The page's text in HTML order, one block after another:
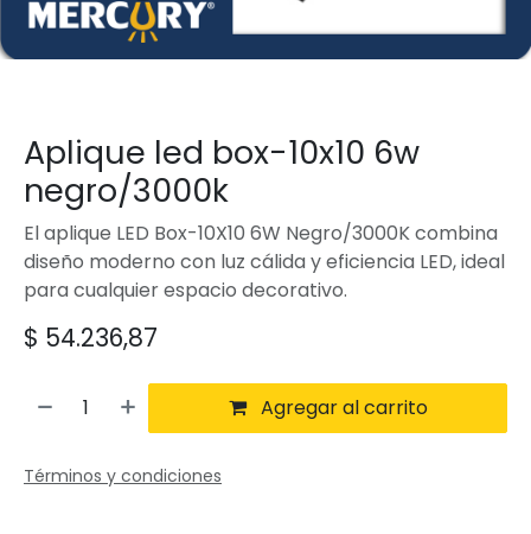
Aplique led box-10x10 6w
negro/3000k
El aplique LED Box-10X10 6W Negro/3000K combina
diseño moderno con luz cálida y eficiencia LED, ideal
para cualquier espacio decorativo.
$ 54.236,87
Agregar al carrito
Términos y condiciones